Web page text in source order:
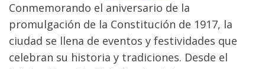
Conmemorando el aniversario de la
promulgación de la Constitución de 1917, la
ciudad se llena de eventos y festividades que
celebran su historia y tradiciones. Desde el